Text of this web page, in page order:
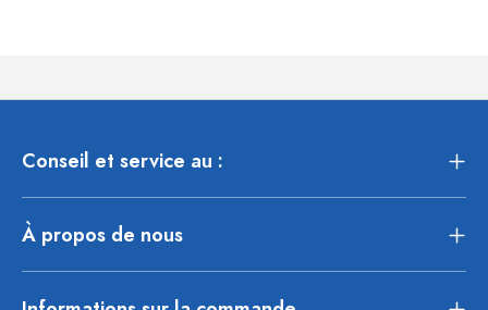
Conseil et service au :
À propos de nous